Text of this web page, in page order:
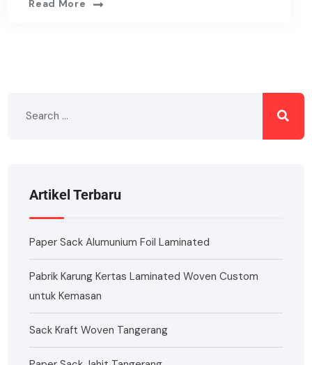
Read More
Artikel Terbaru
Paper Sack Alumunium Foil Laminated
Pabrik Karung Kertas Laminated Woven Custom
untuk Kemasan
Sack Kraft Woven Tangerang